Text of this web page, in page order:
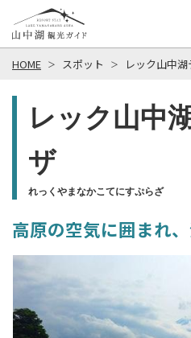
HOME スポット レック山中
レック山中
ザ
れっくやまなかこてにすぷらざ
高原の空気に囲まれ